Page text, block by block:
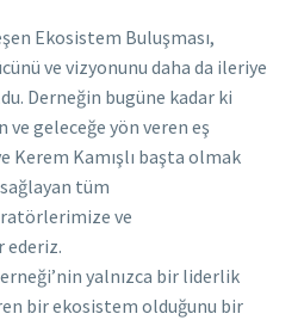
Ekosistem Buluşması,
ve vizyonunu daha da ileriye
Derneğin bugüne kadar ki
ve geleceğe yön veren eş
Kerem Kamışlı başta olmak
tüm
ve
ederiz.
yalnızca bir liderlik
bir ekosistem olduğunu bir